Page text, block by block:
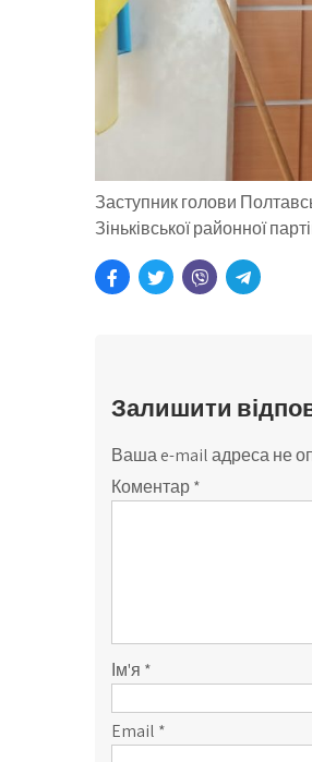
Заступник голови
Зіньківської районної
Залишити
Ваша e-mail адреса не
Коментар*
Ім'я *
Email *